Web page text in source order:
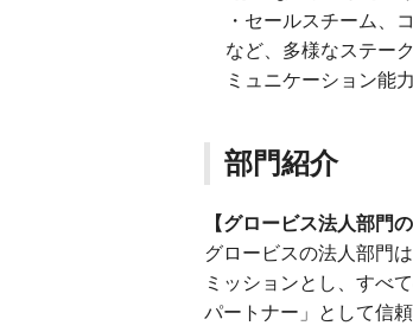
・セールスチーム、
など、多様なステー
ミュニケーション能
部門紹介
【グロービス法人部門
グロービスの法人部門
ミッションとし、すべ
パートナー」として信